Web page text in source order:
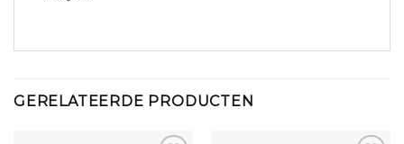
GERELATEERDE PRODUCTEN